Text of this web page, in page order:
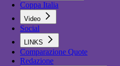
Coppa Italia
Video
Social
LINKS
Comparazione Quote
Redazione